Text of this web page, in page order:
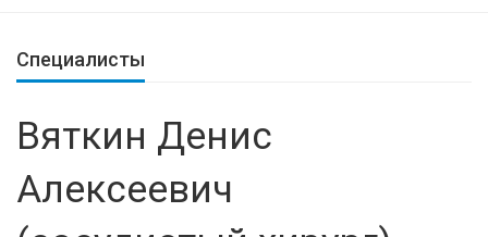
Специалисты
Вяткин Денис
Алексеевич